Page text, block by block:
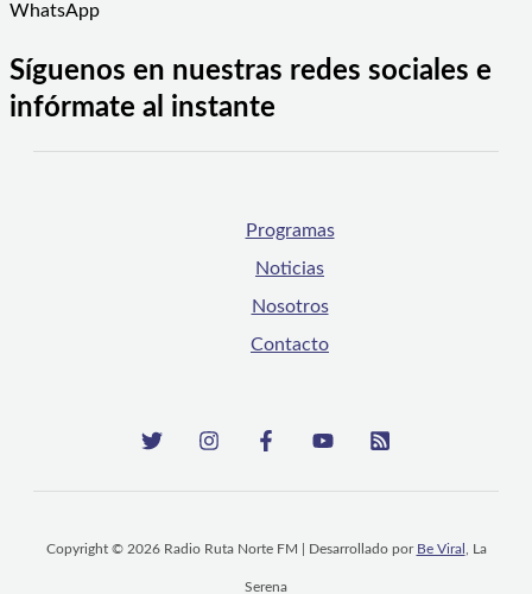
WhatsApp
Síguenos en nuestras redes sociales e
infórmate al instante
Programas
Noticias
Nosotros
Contacto
Copyright © 2026 Radio Ruta Norte FM | Desarrollado por Be Viral , La
Serena